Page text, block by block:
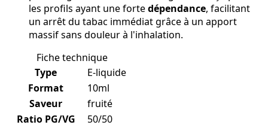
les profils ayant une fortedépendance, facilitant
un arrêt du tabac immédiat grâce à un apport
massif sans douleur à l'inhalation.
Fiche technique
Type
E-liquide
Format
10ml
Saveur
fruité
Ratio PG/VG
50/50